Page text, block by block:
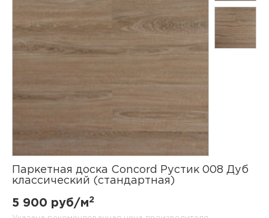
Паркетная доска Concord Рустик 008 Дуб
классический (стандартная)
5 900 руб/м2